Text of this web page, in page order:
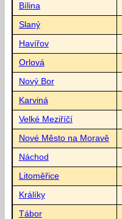
Bílina
Slaný
Havířov
Orlová
Nový Bor
Karviná
Velké Meziříčí
Nové Město na Moravě
Náchod
Litoměřice
Králíky
Tábor